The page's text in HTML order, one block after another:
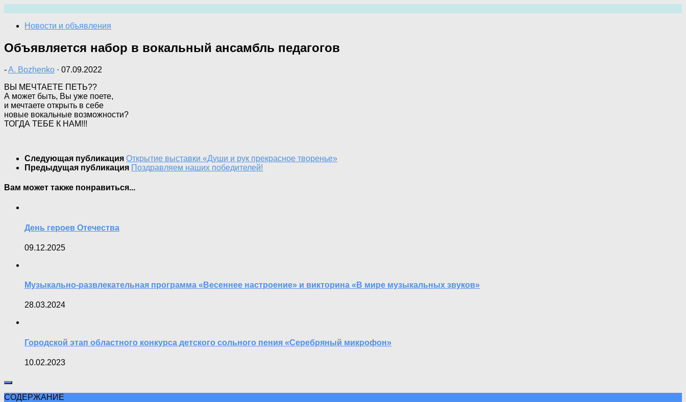
содержимому
Новости и объявления
Объявляется набор в вокальный ансамбль педагогов
-A. Bozhenko · 07.09.2022
ВЫ МЕЧТАЕТЕ ПЕТЬ??
А может быть, Вы уже поете,
и мечтаете открыть в себе
новые вокальные возможности?
ТОГДА ТЕБЕ К НАМ!!!
Следующая публикация Открытие выставки «Души и рук прекрасное творенье»
Предыдущая публикация Поздравляем наших победителей!
Вам может также понравиться...
День героев Отечества
09.12.2025
Музыкально-развлекательная программа «Весеннее настроение» и викторина «В мире музыкальных звуков»
28.03.2024
Городской этап областного конкурса детского сольного пения «Серебряный микрофон»
10.02.2023
СОДЕРЖАНИЕ